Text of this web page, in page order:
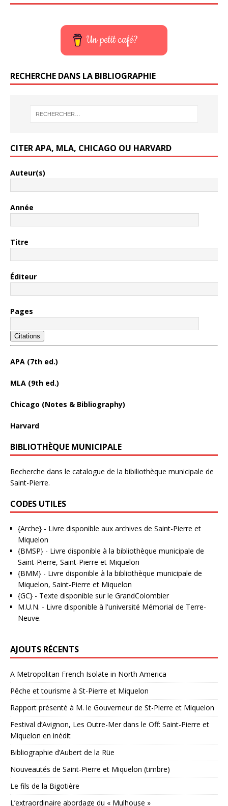
Un petit café?
RECHERCHE DANS LA BIBLIOGRAPHIE
CITER APA, MLA, CHICAGO OU HARVARD
Auteur(s)
Année
Titre
Éditeur
Pages
Citations
APA (7th ed.)
MLA (9th ed.)
Chicago (Notes & Bibliography)
Harvard
BIBLIOTHÈQUE MUNICIPALE
Recherche dans le catalogue de la bibiliothèque municipale de
Saint-Pierre.
CODES UTILES
{Arche} - Livre disponible aux archives de Saint-Pierre et
Miquelon
{BMSP} - Livre disponible à la bibliothèque municipale de
Saint-Pierre, Saint-Pierre et Miquelon
{BMM} - Livre disponible à la bibliothèque municipale de
Miquelon, Saint-Pierre et Miquelon
{GC} - Texte disponible sur le GrandColombier
M.U.N. - Livre disponible à l'université Mémorial de Terre-
Neuve.
AJOUTS RÉCENTS
A Metropolitan French Isolate in North America
Pêche et tourisme à St-Pierre et Miquelon
Rapport présenté à M. le Gouverneur de St-Pierre et Miquelon
Festival d’Avignon, Les Outre-Mer dans le Off: Saint-Pierre et
Miquelon en inédit
Bibliographie d’Aubert de la Rüe
Nouveautés de Saint-Pierre et Miquelon (timbre)
Le fils de la Bigotière
L’extraordinaire abordage du « Mulhouse »